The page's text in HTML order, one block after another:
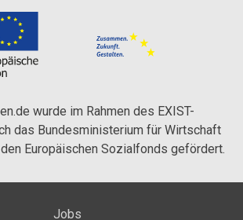
wurde im Rahmen des EXIST-
das Bundesministerium für Wirtschaft
Europäischen Sozialfonds gefördert.
Jobs